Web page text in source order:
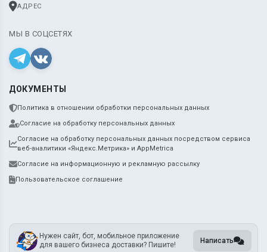
АДРЕС
МЫ В СОЦСЕТЯХ
ДОКУМЕНТЫ
Политика в отношении обработки персональных данных
Согласие на обработку персональных данных
Согласие на обработку персональных данных посредством сервиса
веб-аналитики «Яндекс.Метрика» и AppMetrica
Согласие на информационную и рекламную рассылку
Пользовательское соглашение
Нужен сайт, бот, мобильное приложение
для вашего бизнеса доставки? Пишите!
Написать